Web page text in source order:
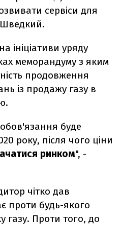
сервіси для
ініціативи уряду
меморандуму з яким
продовження
із продажу газу в
буде
року, після чого ціни
ринком", -
чітко дав
проти будь-якого
газу. Проти того, до